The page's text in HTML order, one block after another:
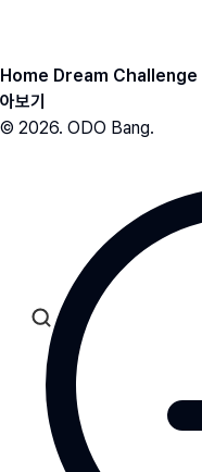
Home Dream Challenge
아보기
© 2026. ODO Bang.